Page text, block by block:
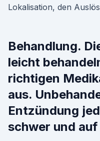
Lokalisation, den
Behandlung.
leicht
richtigen
aus.
Entzündung
schwer und